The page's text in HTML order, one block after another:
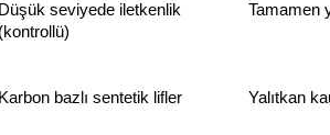
Düşük seviyede iletkenlik
(kontrollü)
Tamamen
Karbon bazlı sentetik lifler Yalıtkan